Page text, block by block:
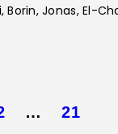
Borin, Jonas, El-
… PAGE
21